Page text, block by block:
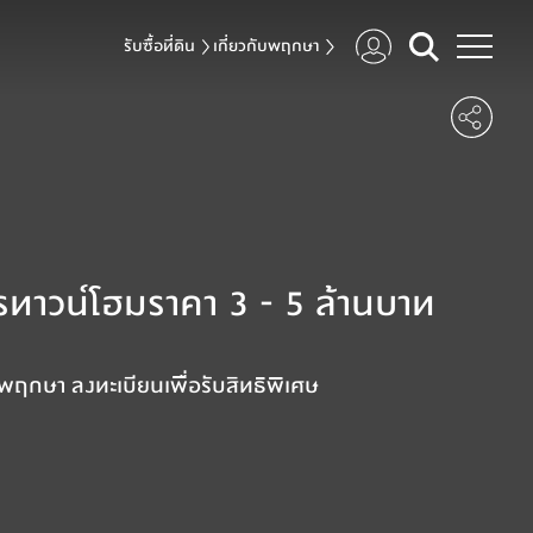
รับซื้อที่ดิน เกี่ยวกับพฤกษา
ทาวน์โฮมราคา 3 - 5 ล้านบาท
ฤกษา ลงทะเบียนเพื่อรับสิทธิพิเศษ